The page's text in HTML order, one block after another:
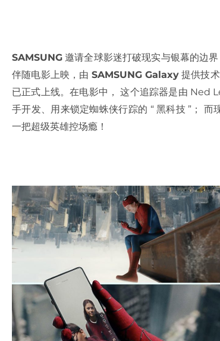
SAMSUNG 邀请全球影迷打破现实与银幕的边
伴随电影上映，由 SAMSUNG Galaxy提供技
已正式上线。在电影中， 这个追踪器是由
手开发、用来锁定蜘蛛侠行踪的 “ 黑科技 ”；
一把超级英雄控场瘾！